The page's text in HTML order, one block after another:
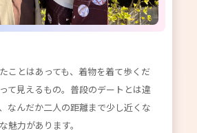
ことはあっても、着物を着て歩くだ
て見えるもの。普段のデートとは違
なんだか二人の距離まで少し近くな
力があります。